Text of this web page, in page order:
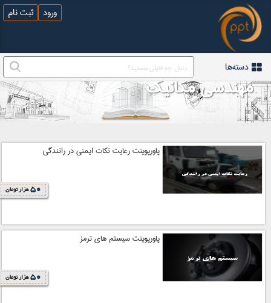
ورود ثبت نام
دسته‌ها
مهندسی مکانیک
پاورپوینت رعایت نکات ایمنی در رانندگی
50 هزار تومان
پاورپوینت سیستم های ترمز
50 هزار تومان